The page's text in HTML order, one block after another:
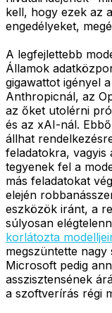
kell, hogy ezek az
engedélyeket,
A legfejlettebb
Államok
gigawattot igényel
Anthropicnál, az
az őket utolérni
és az xAI-nál.
állhat
feladatokra, vagyis
tegyenek fel a
más feladatokat
elején
eszközök iránt, a
súlyosan
korlátozta
megszüntette nagy
Microsoft pedig
asszisztensének
a szoftverírás régi